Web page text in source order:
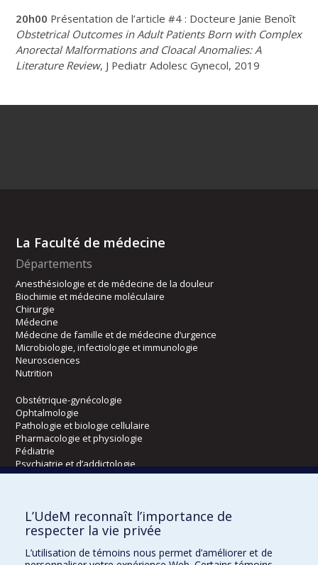
20h00 Présentation de l’article #4 : Docteure Janie Benoît
Obstetrical Outcomes in Adult Patients Born with Complex
Anorectal Malformations and Cloacal Anomalies: A
Literature Review, J Pediatr Adolesc Gynecol, 2019
La Faculté de médecine
Départements
Anesthésiologie et de médecine de la douleur
Biochimie et médecine moléculaire
Chirurgie
Médecine
Médecine de famille et de médecine d’urgence
Microbiologie, infectiologie et immunologie
Neurosciences
Nutrition
Obstétrique-gynécologie
Ophtalmologie
Pathologie et biologie cellulaire
Pharmacologie et physiologie
Pédiatrie
Psychiatrie et d’addictologie
Radiologie, radio-oncologie et médecine nucléaire
Écoles
Orthophonie et audiologie
L’UdeM reconnaît l’importance de
respecter la vie privée
L’utilisation de témoins nous permet d’améliorer et de